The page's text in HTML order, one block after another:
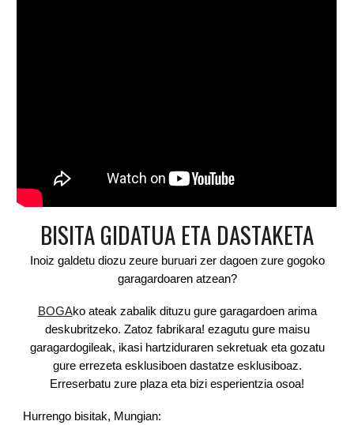
BISITA GIDATUA ETA DASTAKETA
Inoiz galdetu diozu zeure buruari zer dagoen zure gogoko
garagardoaren atzean?
BOGAko ateak zabalik dituzu gure garagardoen arima
deskubritzeko. Zatoz fabrikara! ezagutu gure maisu
garagardogileak, ikasi hartziduraren sekretuak eta gozatu
gure errezeta esklusiboen dastatze esklusiboaz.
Erreserbatu zure plaza eta bizi esperientzia osoa!
Hurrengo bisitak, Mungian: